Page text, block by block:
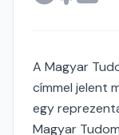
A Magyar
címmel jelent
egy
Magyar